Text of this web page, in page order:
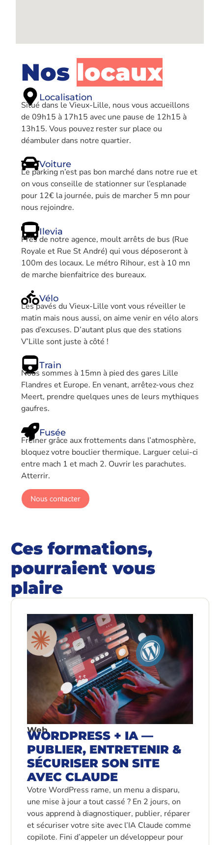
Nos locaux
Localisation
Situé dans le Vieux-Lille, nous vous accueillons
de 09h15 à 17h15 avec une pause de 12h15 à
13h15. Vous pouvez rester sur place ou
déambuler dans notre quartier.
Voiture
Le parking n’est pas bon marché dans notre rue et
on vous conseille de stationner sur l’esplanade
pour 12€ la journée, puis de marcher 5 mn pour
nous rejoindre.
Ilevia
Près de notre agence, moult arrêts de bus (Rue
Royale et Rue St André) qui vous déposeront à
100m des locaux. Le métro Rihour, est à 10 mn
de marche bienfaitrice des bureaux.
Vélo
Les pavés du Vieux-Lille vont vous réveiller le
matin mais nous aussi, on aime venir en vélo alors
pas d’excuses. D’autant plus que des stations
V’Lille sont juste à côté !
Train
Nous sommes à 15mn à pied des gares Lille
Flandres et Europe. En venant, arrêtez-vous chez
Meert, prendre quelques unes de leurs mythiques
gaufres.
Fusée
Freiner grâce aux frottements dans l’atmosphère,
bloquez votre bouclier thermique. Larguer celui-ci
entre mach 1 et mach 2. Ouvrir les parachutes.
Atterrir.
Nous contacter
Ces formations,
pourraient vous
plaire
Web
WORDPRESS + IA —
PUBLIER, ENTRETENIR &
SÉCURISER SON SITE
AVEC CLAUDE
Votre WordPress rame, un menu a disparu,
une mise à jour a tout cassé ? En 2 jours, on
vous apprend à diagnostiquer, publier, réparer
et sécuriser votre site avec l’IA Claude comme
copilote. Fini d’appeler un développeur pour